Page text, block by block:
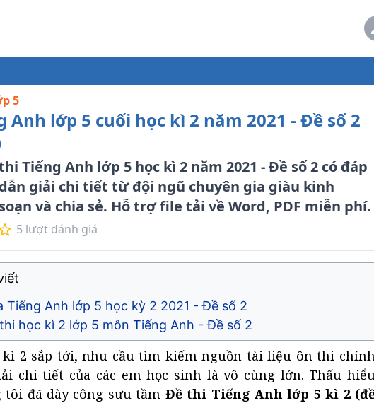
5
Anh lớp 5 cuối học kì 2 năm 2021 - Đề số 2
Tiếng Anh lớp 5 học kì 2 năm 2021 - Đề số 2 có đáp
giải chi tiết từ đội ngũ chuyên gia giàu kinh
và chia sẻ. Hỗ trợ file tải về Word, PDF miễn phí.
5 lượt đánh giá
Tiếng Anh lớp 5 học kỳ 2 2021 - Đề số 2
học kì 2 lớp 5 môn Tiếng Anh - Đề số 2
2 sắp tới, nhu cầu tìm kiếm nguồn tài liệu ôn thi
chi tiết của các em học sinh là vô cùng lớn. Thấu
tôi đã dày công sưu tầm Đề thi Tiếng Anh lớp 5 kì 2